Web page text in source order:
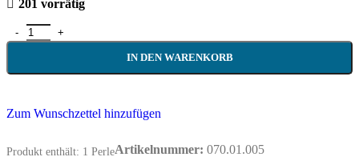
201 vorrätig
IN DEN WARENKORB
Zum Wunschzettel hinzufügen
Produkt enthält: 1 PerleArtikelnummer: 070.01.005